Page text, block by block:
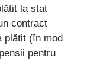
la stat
contract
plătit (în mod
pentru